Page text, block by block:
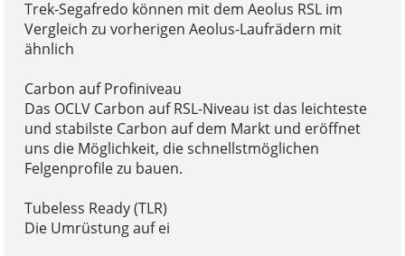
Trek-Segafredo können mit dem Aeolus RSL im
Vergleich zu vorherigen Aeolus-Laufrädern mit
ähnlich
Carbon auf Profiniveau
Das OCLV Carbon auf RSL-Niveau ist das leichteste
und stabilste Carbon auf dem Markt und eröffnet
uns die Möglichkeit, die schnellstmöglichen
Felgenprofile zu bauen.
Tubeless Ready (TLR)
Die Umrüstung auf ei